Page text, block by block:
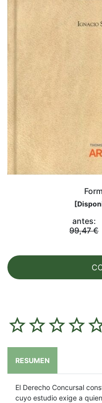
[
antes:
99,47 €
RESUMEN
El Derecho Concursal
cuyo estudio exige a